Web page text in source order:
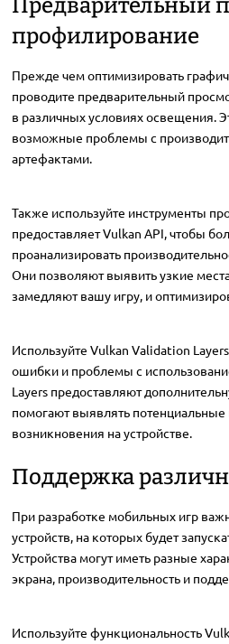
Предварительный
профилирование
Прежде чем оптимизировать
проводите предварительный
в различных условиях освещения.
возможные проблемы с
артефактами.
Также используйте инструменты
предоставляет Vulkan API, чтобы
проанализировать
Они позволяют выявить узкие
замедляют вашу игру, и
Используйте Vulkan Validation
ошибки и проблемы с
Layers предоставляют
помогают выявлять
возникновения на устройстве.
Поддержка
При разработке мобильных игр
устройств, на которых будет
Устройства могут иметь разные
экрана, производительность и
Используйте функциональность